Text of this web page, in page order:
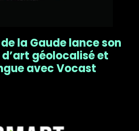
la Gaude lance son
géolocalisé et
avec Vocast